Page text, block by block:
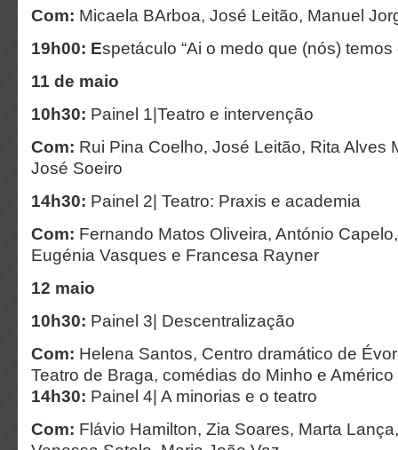
Com: Micaela BArboa, José Leitão, Manuel
19h00: Espetáculo “Ai o medo que (nós) temos
11 de maio
10h30: Painel 1|Teatro e intervenção
Com: Rui Pina Coelho, José Leitão, Rita Alves
José Soeiro
14h30: Painel 2| Teatro: Praxis e academia
Com: Fernando Matos Oliveira, António
Eugénia Vasques e Francesa Rayner
12 maio
10h30: Painel 3| Descentralização
Com: Helena Santos, Centro dramático de
Teatro de Braga, comédias do Minho e
14h30: Painel 4| A minorias e o teatro
Com: Flávio Hamilton, Zia Soares, Marta